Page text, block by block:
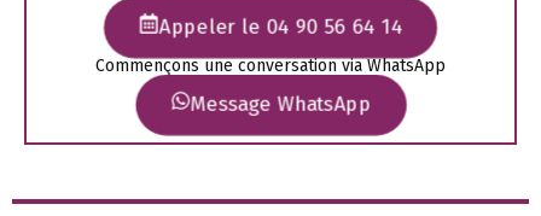
Appeler le 04 90 56 64 14
Commençons une conversation via WhatsApp
Message WhatsApp